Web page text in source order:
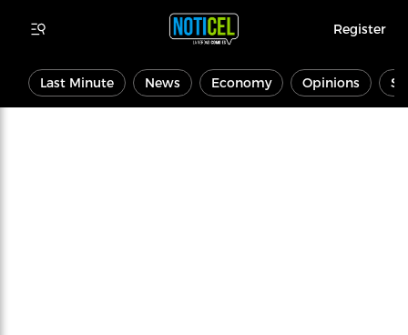
Register
Last Minute News Economy Opinions